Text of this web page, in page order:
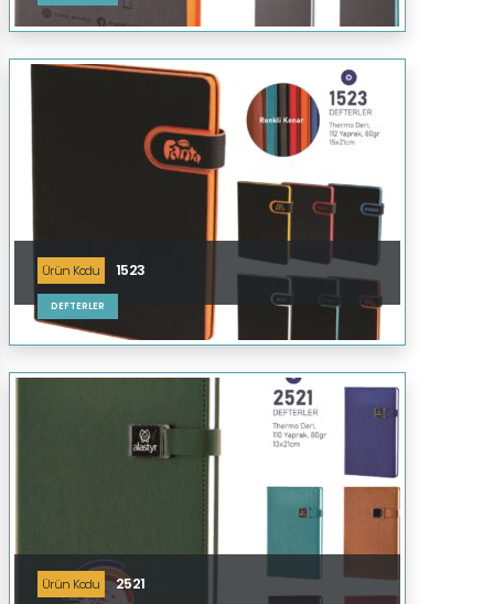
Ürün Kodu 1523
DEFTERLER
Ürün Kodu 2521